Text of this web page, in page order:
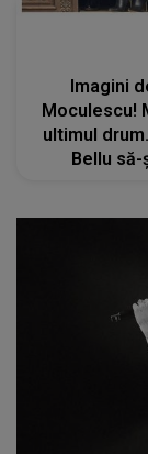
Imagini
Moculescu!
ultimul
Bellu